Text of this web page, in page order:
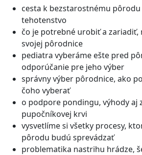
cesta k bezstarostnému
tehotenstvo
čo je potrebné urobiť a zariadiť,
svojej pôrodnice
pediatra vyberáme ešte pred
odporúčanie pre jeho výber
správny výber pôrodnice, ako
čoho vyberať
o podpore pondingu, výhody aj
pupočníkovej krvi
vysvetlíme si všetky procesy,
pôrodu budú sprevádzať
problematika nastrihu hrádze,